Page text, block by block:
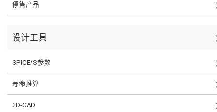
停售产品
设计工具
SPICE/S参数
寿命推算
3D-CAD